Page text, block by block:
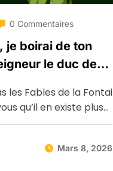
0 Commentaires
je boirai de ton
le duc de
les Fables de la Fontai
qu’il en existe plus…
Mars 8, 2026